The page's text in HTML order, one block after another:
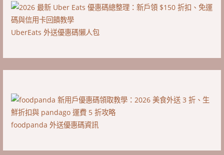
UberEats 外送優惠碼懶人包
foodpanda 外送優惠碼資訊